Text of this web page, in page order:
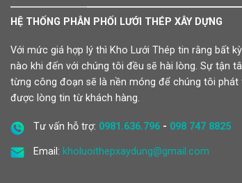
HỆ THỐNG PHÂN PHỐI LƯỚI THÉP XÂY DỰNG
Với mức giá hợp lý thì Kho Lưới Thép tin rằng bất
nào khi đến với chúng tôi đều sẽ hài lòng. Sự tận
từng công đoạn sẽ là nền móng để chúng tôi phát
được lòng tin từ khách hàng.
Tư vấn hỗ trợ: 0981.636.796- 098 747 8825
Email: kholuoithepxaydung@gmail.com